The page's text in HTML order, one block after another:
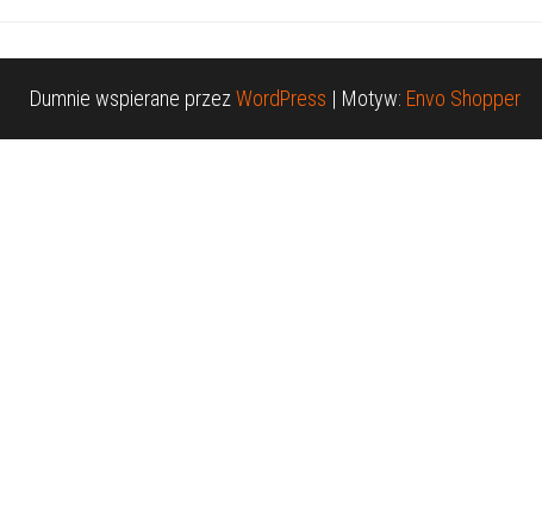
Dumnie wspierane przez WordPress | Motyw: Envo Shopper